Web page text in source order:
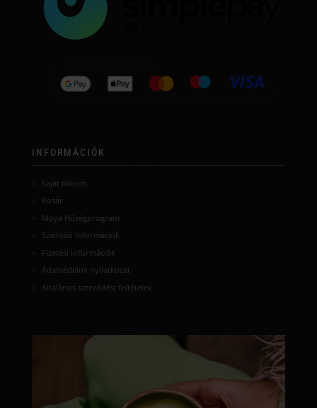
INFORMÁCIÓK
Saját fiókom
Kosár
Moya Hűségprogram
Szállítási információk
Fizetési információk
Adatvédelmi nyilatkozat
Általános szerződési feltételek
moyamatcha.hu